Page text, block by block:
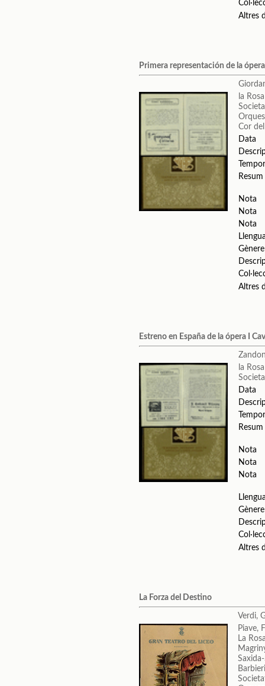
Altres
Primera representación de la
la
Cor
Data
Resum
Nota
Nota
Nota
Gènere
Altres
Estreno en España de la ópera I
la
Data
Resum
Nota
Nota
Nota
Gènere
Altres
La Forza del Destino
Verdi,
Piave,
La